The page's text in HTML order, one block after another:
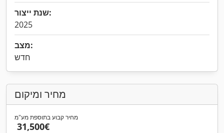
שנת ייצור:
2025
מצב:
חדש
מחיר ומיקום
מחיר קבוע בתוספת מע"מ
‏31,500 ‏€